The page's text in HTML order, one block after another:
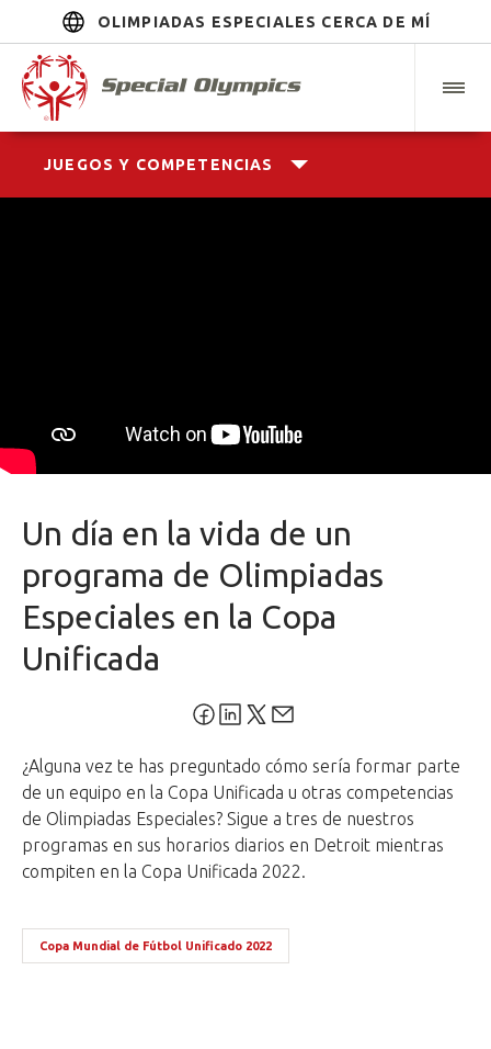
OLIMPIADAS ESPECIALES CERCA DE MÍ
JUEGOS Y COMPETENCIAS
Un día en la vida de un
programa de Olimpiadas
Especiales en la Copa
Unificada
¿Alguna vez te has preguntado cómo sería formar parte
de un equipo en la Copa Unificada u otras competencias
de Olimpiadas Especiales? Sigue a tres de nuestros
programas en sus horarios diarios en Detroit mientras
compiten en la Copa Unificada 2022.
Copa Mundial de Fútbol Unificado 2022